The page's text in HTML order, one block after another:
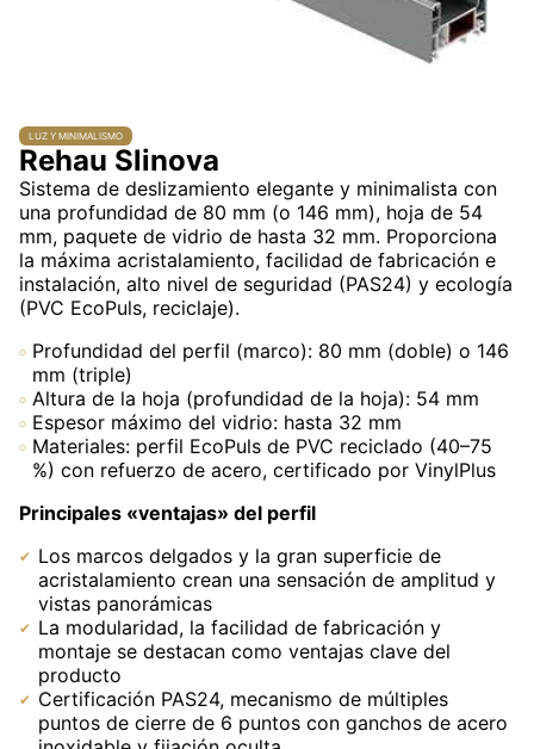
LUZ Y MINIMALISMO
Rehau Slinova
Sistema de deslizamiento elegante y minimalista con
una profundidad de 80 mm (o 146 mm), hoja de 54
mm, paquete de vidrio de hasta 32 mm. Proporciona
la máxima acristalamiento, facilidad de fabricación e
instalación, alto nivel de seguridad (PAS24) y ecología
(PVC EcoPuls, reciclaje).
Profundidad del perfil (marco): 80 mm (doble) o 146
mm (triple)
Altura de la hoja (profundidad de la hoja): 54 mm
Espesor máximo del vidrio: hasta 32 mm
Materiales: perfil EcoPuls de PVC reciclado (40–75
%) con refuerzo de acero, certificado por VinylPlus
Principales «ventajas» del perfil
Los marcos delgados y la gran superficie de
acristalamiento crean una sensación de amplitud y
vistas panorámicas
La modularidad, la facilidad de fabricación y
montaje se destacan como ventajas clave del
producto
Certificación PAS24, mecanismo de múltiples
puntos de cierre de 6 puntos con ganchos de acero